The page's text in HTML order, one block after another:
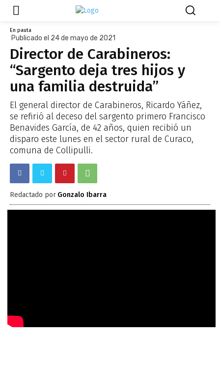
En pauta
Publicado el 24 de mayo de 2021
Director de Carabineros:
“Sargento deja tres hijos y
una familia destruida”
El general director de Carabineros, Ricardo Yáñez,
se refirió al deceso del sargento primero Francisco
Benavides García, de 42 años, quien recibió un
disparo este lunes en el sector rural de Curaco,
comuna de Collipulli.
Redactado por Gonzalo Ibarra